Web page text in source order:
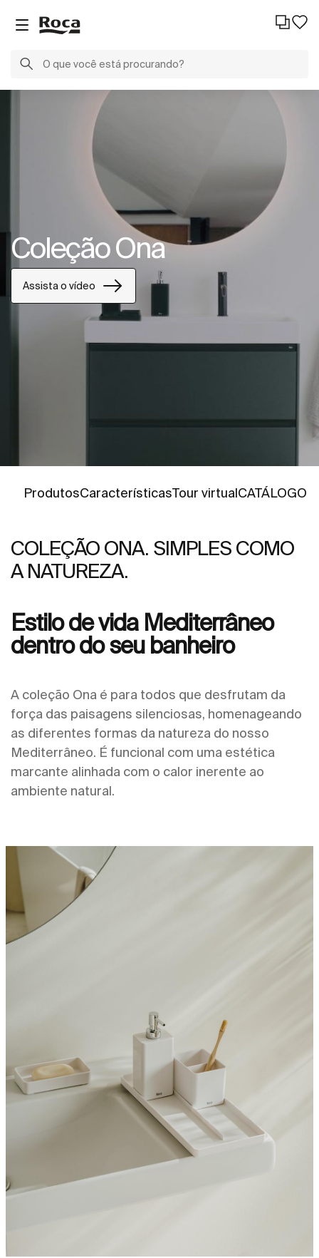
Coleção Ona
Assista o vídeo
Ir para
ProdutosIr para
CaracterísticasIr para
Tour virtualIr para
Ir para
CATÁLOGO
COLEÇÃO ONA. SIMPLES COMO
A NATUREZA.
Estilo de vida Mediterrâneo
dentro do seu banheiro
A coleção Ona é para todos que desfrutam da
força das paisagens silenciosas, homenageando
as diferentes formas da natureza do nosso
Mediterrâneo. É funcional com uma estética
marcante alinhada com o calor inerente ao
ambiente natural.